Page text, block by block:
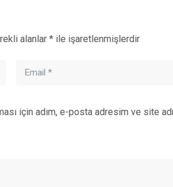
alanlar * ile işaretlenmişlerdir
için adım, e-posta adresim ve site